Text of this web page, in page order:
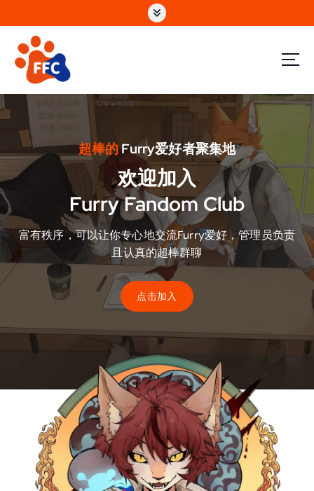
转
迷兽互联
超棒的Furry爱好者聚集地
欢迎加入
Furry Fandom Club
富有秩序，可以让你专心地交流Furry爱好，管理员负责
且认真的超棒群聊